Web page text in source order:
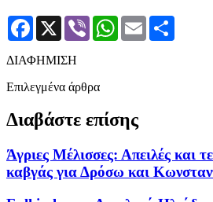
Facebook
X Viber WhatsApp
Email
ΔΙΑΦΗΜΙΣΗ
Επιλεγμένα άρθρα
Διαβάστε επίσης
Άγριες Μέλισσες: Απειλές και
καβγάς για Δρόσω και